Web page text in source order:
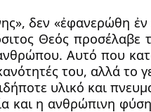
δεν «ἐφανερώθη
Θεός
Αυτό που
του, αλλά το
υλικό και
και η ανθρώπινη